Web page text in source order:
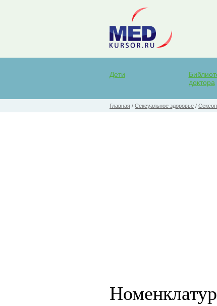
Дети
доктора
Главная / Сексуальное здоровье /